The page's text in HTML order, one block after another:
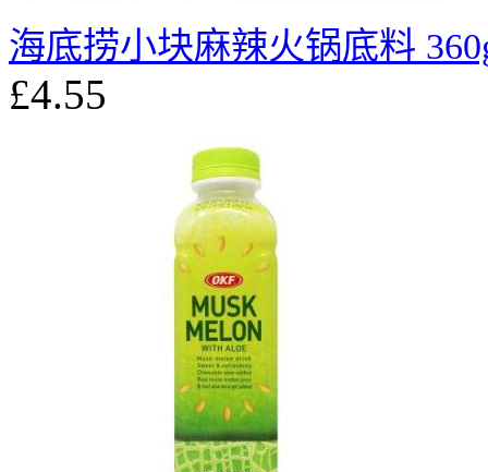
海底捞小块麻辣火锅底料
£4.55